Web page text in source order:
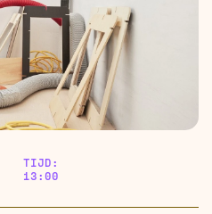
TIJD:
13:00